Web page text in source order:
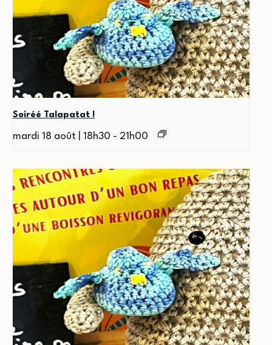
Soiréé Talapatat !
mardi 18 août | 18h30 - 21h00